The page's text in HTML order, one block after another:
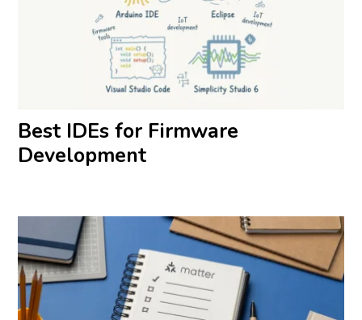
Best IDEs for Firmware
Development